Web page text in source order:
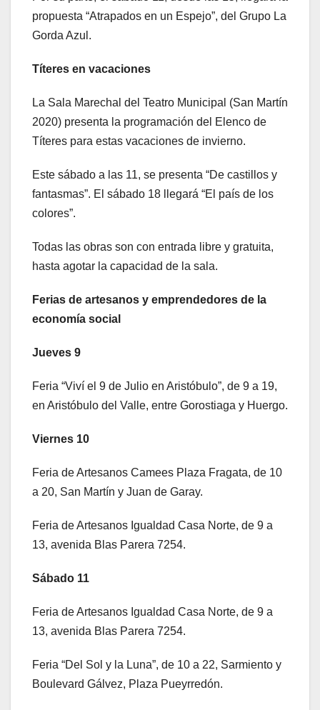
propuesta “Atrapados en un Espejo”, del Grupo La
Gorda Azul.
Títeres en vacaciones
La Sala Marechal del Teatro Municipal (San Martín
2020) presenta la programación del Elenco de
Títeres para estas vacaciones de invierno.
Este sábado a las 11, se presenta “De castillos y
fantasmas”. El sábado 18 llegará “El país de los
colores”.
Todas las obras son con entrada libre y gratuita,
hasta agotar la capacidad de la sala.
Ferias de artesanos y emprendedores de la
economía social
Jueves 9
​Feria “Viví el 9 de Julio en Aristóbulo”, de 9 a 19,
en Aristóbulo del Valle, entre Gorostiaga y Huergo.
Viernes 10
Feria de Artesanos Camees Plaza Fragata, de 10
a 20, San Martín y Juan de Garay.
Feria de Artesanos Igualdad Casa Norte, de 9 a
13, avenida Blas Parera 7254.
Sábado 11
Feria de Artesanos Igualdad Casa Norte, de 9 a
13, avenida Blas Parera 7254.
Feria “Del Sol y la Luna”, de 10 a 22, Sarmiento y
Boulevard Gálvez, Plaza Pueyrredón.